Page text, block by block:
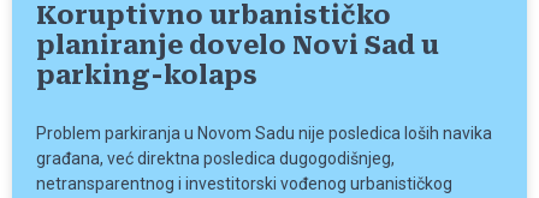
Koruptivno urbanističko
planiranje dovelo Novi Sad u
parking-kolaps
Problem parkiranja u Novom Sadu nije posledica loših navika
građana, već direktna posledica dugogodišnjeg,
netransparentnog i investitorski vođenog urbanističkog